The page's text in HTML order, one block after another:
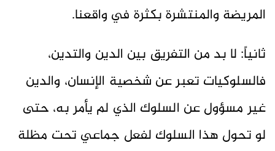
المريضة والمنتشرة بكثرة في واقعنا.
ثانياً: لا بد من التفريق بين الدين والتدين،
فالسلوكيات تعبر عن شخصية الإنسان، والدين
غير مسؤول عن السلوك الذي لم يأمر به، حتى
لو تحول هذا السلوك لفعل جماعي تحت مظلة